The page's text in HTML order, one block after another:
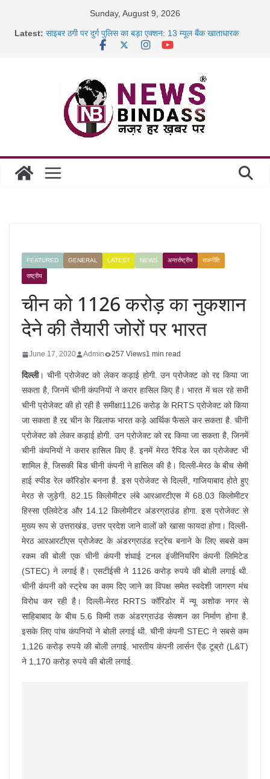
Sunday, August 9, 2026
Latest: साइबर ठगी पर दुर्ग पुलिस का बड़ा एक्शन: 13 म्यूल बैंक खाताधारक
रायपुर में कल्याण ज्वेलर्स में डकैती की साजिश नाकाम, दिल्ली-बिहार
छत्तीसगढ़ में 1460 गोधाम होंगे स्थापित, हर विकासखंड के 10 उत्कृष्ट
गोठानों
FEATURED GENERAL LATEST NEWS अन्तर्राष्ट्रीय राजनीति
राष्ट्रीय
चीन को 1126 करोड़ का नुकशान
देने की तैयारी जोरों पर भारत
June 17, 2020 Admin 257 Views1 min read
दिल्ली। चीनी प्रोजेक्ट को लेकर कड़ाई होगी. उन प्रोजेक्ट को रद्द किया जा
सकता है, जिनमें चीनी कंपनियों ने करार हासिल किए है। भारत में चल रहे सभी
चीनी प्रोजेक्ट की हो रही है समीक्षा1126 करोड़ के RRTS प्रोजेक्ट को किया
जा सकता है रद्द चीन के खिलाफ भारत कड़े आर्थिक फैसले कर सकता है. चीनी
प्रोजेक्ट को लेकर कड़ाई होगी. उन प्रोजेक्ट को रद्द किया जा सकता है, जिनमें
चीनी कंपनियों ने करार हासिल किए है. इनमें मेरठ रैपिड रेल का प्रोजेक्ट भी
शामिल है, जिसकी बिड चीनी कंपनी ने हासिल की है। दिल्ली-मेरठ के बीच सेमी
हाई स्पीड रेल कॉरिडोर बनना है. इस प्रोजेक्ट से दिल्ली, गाजियाबाद होते हुए
मेरठ से जुड़ेगी. 82.15 किलोमीटर लंबे आरआरटीएस में 68.03 किलोमीटर
हिस्सा एलिवेटेड और 14.12 किलोमीटर अंडरग्राउंड होगा. इस प्रोजेक्ट से
मुख्य रूप से उत्तराखंड, उत्तर प्रदेश जाने वालों को खासा फायदा होगा। दिल्ली-
मेरठ ​आरआरटीएस प्रोजेक्ट के अंडरग्राउंड स्ट्रेच बनाने के लिए सबसे कम
रकम की बोली एक चीनी कंपनी शंघाई टनल इंजीनियरिंग कंपनी लिमिटेड
(STEC) ने लगाई है। एसटीईसी ने 1126 करोड़ रुपये की बोली लगाई थी.
चीनी कंपनी को स्ट्रेच का काम दिए जाने का विपक्ष समेत स्वदेशी जागरण मंच
विरोध कर रही है। दिल्ली-मेरठ RRTS कॉरिडोर में न्यू अशोक नगर से
साहिबाबाद के बीच 5.6 किमी तक अंडरग्राउंड सेक्शन का निर्माण होना है.
इसके लिए पांच कंपनियों ने बोली लगाई थी. चीनी कंपनी STEC ने सबसे कम
1,126 करोड़ रुपये की बोली लगाई. भारतीय कंपनी लार्सन ऐंड टूब्रो (L&T)
ने 1,170 करोड़ रुपये की बोली लगाई.